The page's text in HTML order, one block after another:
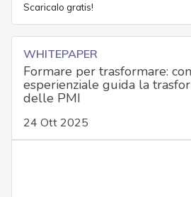
Scaricalo gratis!
WHITEPAPER
Formare per trasformare:
esperienziale guida la
delle PMI
24 Ott 2025